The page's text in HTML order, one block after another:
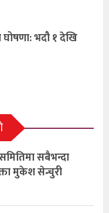
भदौ १ देखि
सबैभन्दा
मुकेश सेन्चुरी